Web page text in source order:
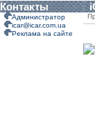
Контакты
Администратор
icar@icar.com.ua
Реклама на сайте